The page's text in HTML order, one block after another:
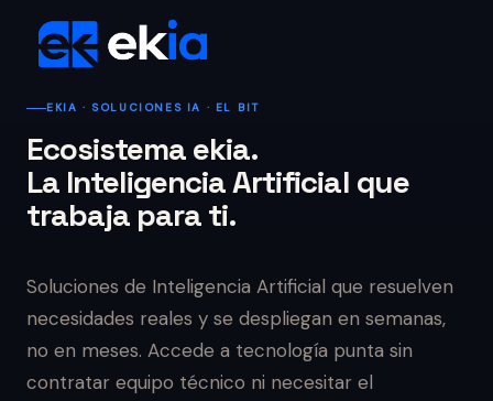
EKIA · SOLUCIONES IA · EL BIT
Ecosistema ekia.
La Inteligencia Artificial que
trabaja para ti.
Soluciones de Inteligencia Artificial que resuelven
necesidades reales y se despliegan en semanas,
no en meses. Accede a tecnología punta sin
contratar equipo técnico ni necesitar el